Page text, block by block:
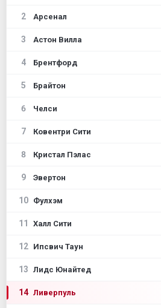
2 Арсенал
3 Астон Вилла
4 Брентфорд
5 Брайтон
6 Челси
7 Ковентри Сити
8 Кристал Пэлас
9 Эвертон
10 Фулхэм
11 Халл Сити
12 Ипсвич Таун
13 Лидс Юнайтед
14 Ливерпуль